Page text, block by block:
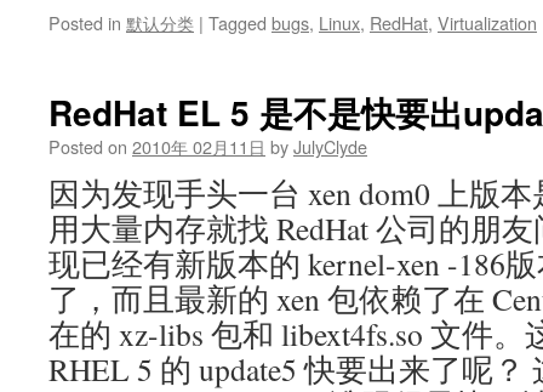
Posted in 默认分类 | Tagged bugs, Linux, RedHat, Virtualization
RedHat EL 5 是不是快要出
Posted on 2010年 02月11日 byJulyClyde
因为发现手头一台 xen dom0 上版
用大量内存就找 RedHat 公司的朋
现已经有新版本的 kernel-xen -186
了，而且最新的 xen 包依赖了在
在的 xz-libs 包和 libext4fs.so 文件
RHEL 5 的 update5 快要出来了呢？